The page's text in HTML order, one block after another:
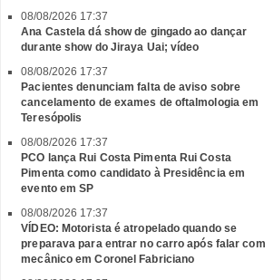
08/08/2026 17:37
Ana Castela dá show de gingado ao dançar
durante show do Jiraya Uai; vídeo
08/08/2026 17:37
Pacientes denunciam falta de aviso sobre
cancelamento de exames de oftalmologia em
Teresópolis
08/08/2026 17:37
PCO lança Rui Costa Pimenta Rui Costa
Pimenta como candidato à Presidência em
evento em SP
08/08/2026 17:37
VÍDEO: Motorista é atropelado quando se
preparava para entrar no carro após falar com
mecânico em Coronel Fabriciano